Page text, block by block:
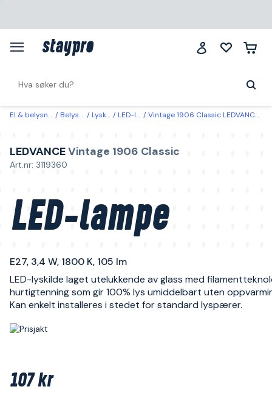
El & belysning Belysning Lyskilder LED-lyskilder Vintage 1906 Classic LEDVANCE LED-lampe E27, 3,4 W, 1800 K, 105 lm
LEDVANCEVintage 1906 Classic
Art.nr: 3119360
LED-lampe
E27, 3,4 W, 1800 K, 105 lm
LED-lyskilde laget utelukkende av glass med
hurtigtenning som gir 100% lys umiddelbart uten
Kan enkelt installeres i stedet for standard lyspærer.
107 kr